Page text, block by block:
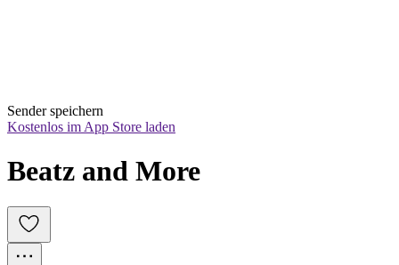
Sender speichern
Kostenlos im App Store laden
Beatz and More